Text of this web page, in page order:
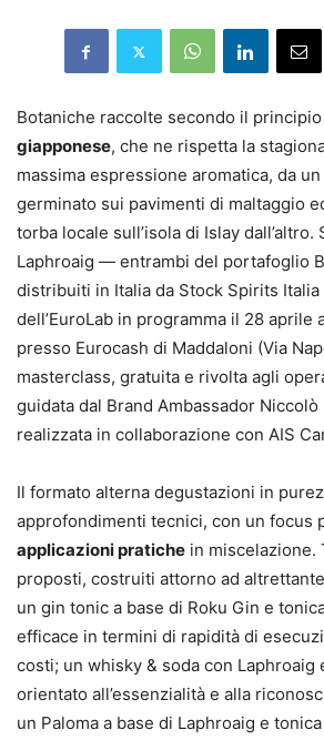
Botaniche raccolte secondo il
giapponese, che ne rispetta la
massima espressione aromatica, da
germinato sui pavimenti di maltaggio
torba locale sull’isola di Islay dall’altro.
Laphroaig — entrambi del portafoglio
distribuiti in Italia da Stock Spirits
dell’EuroLab in programma il 28 aprile
presso Eurocash di Maddaloni (Via
masterclass, gratuita e rivolta agli
guidata dal Brand Ambassador Niccolò
realizzata in collaborazione con AIS
Il formato alterna degustazioni in
approfondimenti tecnici, con un focus
applicazioni pratiche in miscelazione.
proposti, costruiti attorno ad
un gin tonic a base di Roku Gin e
efficace in termini di rapidità di
costi; un whisky & soda con Laphroaig
orientato all’essenzialità e alla
un Paloma a base di Laphroaig e